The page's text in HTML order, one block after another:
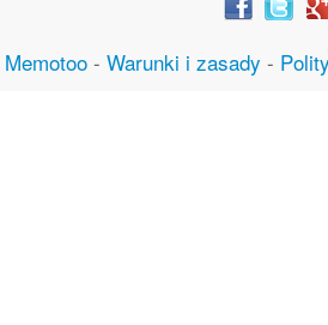
Memotoo - Warunki i zasady -